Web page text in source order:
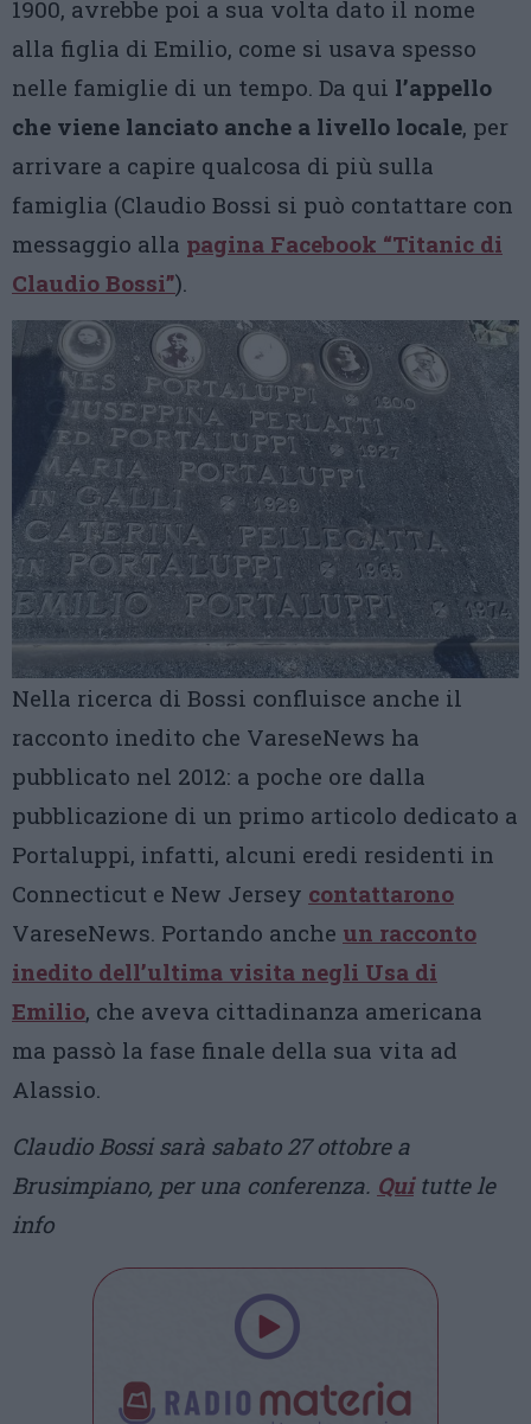
1900, avrebbe poi a sua volta dato il nome
alla figlia di Emilio, come si usava spesso
nelle famiglie di un tempo. Da qui l’appello
che viene lanciato anche a livello locale, per
arrivare a capire qualcosa di più sulla
famiglia (Claudio Bossi si può contattare con
messaggio alla pagina Facebook “Titanic di
Claudio Bossi”).
Nella ricerca di Bossi confluisce anche il
racconto inedito che VareseNews ha
pubblicato nel 2012: a poche ore dalla
pubblicazione di un primo articolo dedicato a
Portaluppi, infatti, alcuni eredi residenti in
Connecticut e New Jersey contattarono
VareseNews. Portando anche un racconto
inedito dell’ultima visita negli Usa di
Emilio, che aveva cittadinanza americana
ma passò la fase finale della sua vita ad
Alassio.
Claudio Bossi sarà sabato 27 ottobre a
Brusimpiano, per una conferenza. Quitutte le
info